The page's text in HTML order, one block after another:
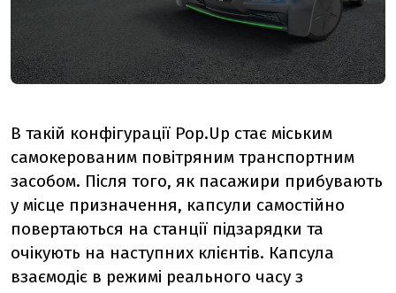
В такій конфігурації Pop.Up стає міським
самокерованим повітряним транспортним
засобом. Після того, як пасажири прибувають
у місце призначення, капсули самостійно
повертаються на станції підзарядки та
очікують на наступних клієнтів. Капсула
взаємодіє в режимі реального часу з